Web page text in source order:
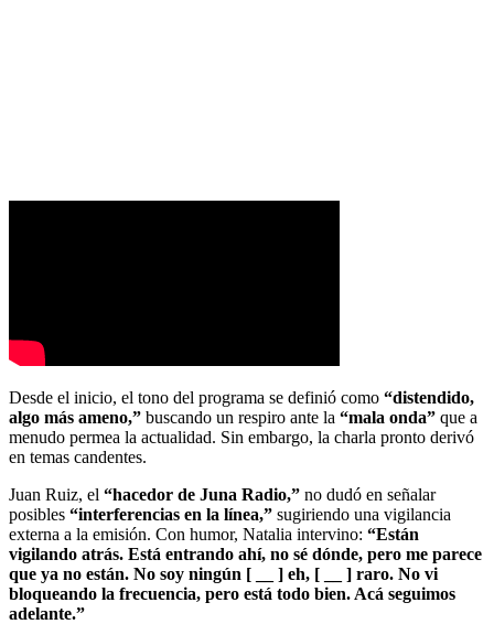
Desde el inicio, el tono del programa se definió como “distendido,
algo más ameno,” buscando un respiro ante la “mala onda” que a
menudo permea la actualidad. Sin embargo, la charla pronto derivó
en temas candentes.
Juan Ruiz, el “hacedor de Juna Radio,” no dudó en señalar
posibles “interferencias en la línea,” sugiriendo una vigilancia
externa a la emisión. Con humor, Natalia intervino: “Están
vigilando atrás. Está entrando ahí, no sé dónde, pero me parece
que ya no están. No soy ningún [ __ ] eh, [ __ ] raro. No vi
bloqueando la frecuencia, pero está todo bien. Acá seguimos
adelante.”